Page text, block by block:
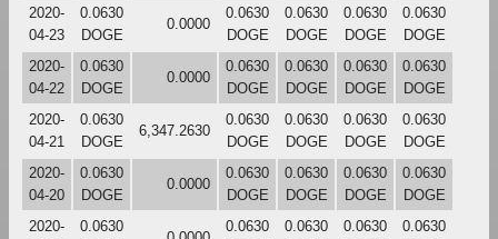
2020-
04-23
0.0630
DOGE
0.0000
0.0630
DOGE
0.0630
DOGE
0.0630
DOGE
0.0630
DOGE
2020-
04-22
0.0630
DOGE
0.0000
0.0630
DOGE
0.0630
DOGE
0.0630
DOGE
0.0630
DOGE
2020-
04-21
0.0630
DOGE
6,347.2630
0.0630
DOGE
0.0630
DOGE
0.0630
DOGE
0.0630
DOGE
2020-
04-20
0.0630
DOGE
0.0000
0.0630
DOGE
0.0630
DOGE
0.0630
DOGE
0.0630
DOGE
2020-
0.0630
0.0630
0.0630
0.0630
0.0630